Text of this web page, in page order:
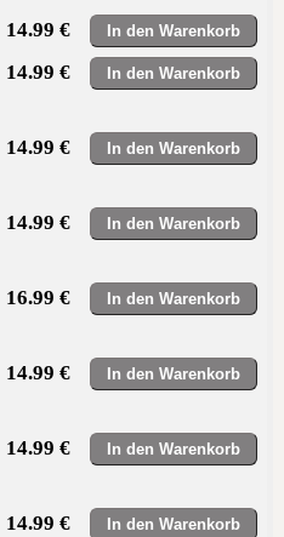
14.99 €
14.99 €
14.99 €
14.99 €
16.99 €
14.99 €
14.99 €
14.99 €